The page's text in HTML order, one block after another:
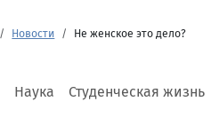
Новости Не женское это дело?
Наука Студенческая жизнь